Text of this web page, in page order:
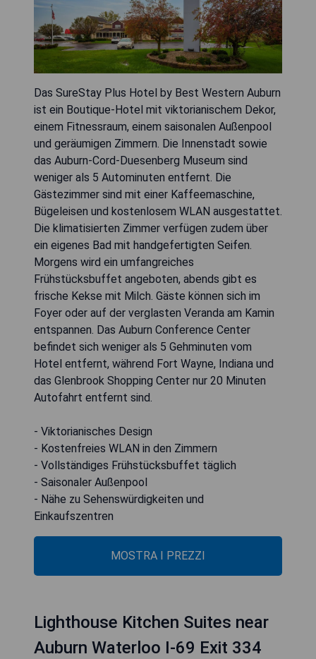
Das SureStay Plus Hotel by Best Western Auburn
ist ein Boutique-Hotel mit viktorianischem Dekor,
einem Fitnessraum, einem saisonalen Außenpool
und geräumigen Zimmern. Die Innenstadt sowie
das Auburn-Cord-Duesenberg Museum sind
weniger als 5 Autominuten entfernt. Die
Gästezimmer sind mit einer Kaffeemaschine,
Bügeleisen und kostenlosem WLAN ausgestattet.
Die klimatisierten Zimmer verfügen zudem über
ein eigenes Bad mit handgefertigten Seifen.
Morgens wird ein umfangreiches
Frühstücksbuffet angeboten, abends gibt es
frische Kekse mit Milch. Gäste können sich im
Foyer oder auf der verglasten Veranda am Kamin
entspannen. Das Auburn Conference Center
befindet sich weniger als 5 Gehminuten vom
Hotel entfernt, während Fort Wayne, Indiana und
das Glenbrook Shopping Center nur 20 Minuten
Autofahrt entfernt sind.
- Viktorianisches Design
- Kostenfreies WLAN in den Zimmern
- Vollständiges Frühstücksbuffet täglich
- Saisonaler Außenpool
- Nähe zu Sehenswürdigkeiten und
Einkaufszentren
MOSTRA I PREZZI
Lighthouse Kitchen Suites near
Auburn Waterloo I-69 Exit 334